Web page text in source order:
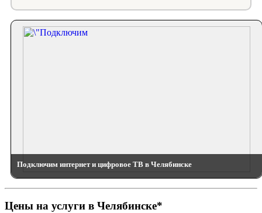
Подключим интернет и цифровое ТВ в Челябинске
Цены на услуги в Челябинске*